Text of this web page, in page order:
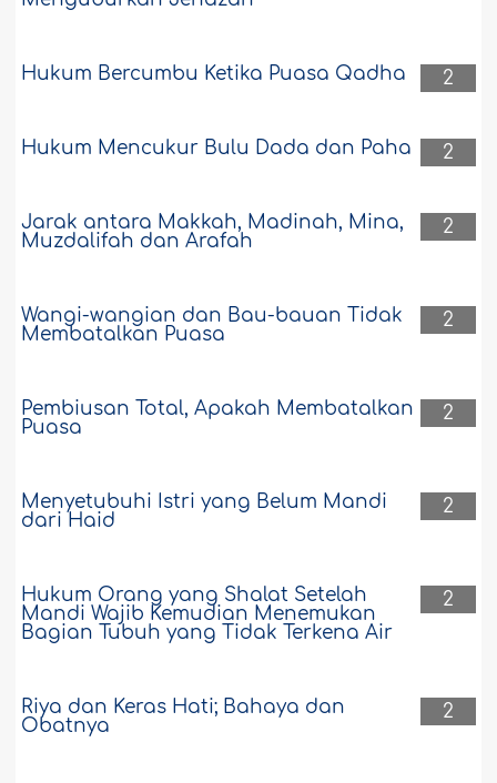
2
Hukum Bercumbu Ketika Puasa Qadha
2
Hukum Mencukur Bulu Dada dan Paha
2
Jarak antara Makkah, Madinah, Mina,
Muzdalifah dan Arafah
2
Wangi-wangian dan Bau-bauan Tidak
Membatalkan Puasa
2
Pembiusan Total, Apakah Membatalkan
Puasa
2
Menyetubuhi Istri yang Belum Mandi
dari Haid
2
Hukum Orang yang Shalat Setelah
Mandi Wajib Kemudian Menemukan
Bagian Tubuh yang Tidak Terkena Air
2
Riya dan Keras Hati; Bahaya dan
Obatnya